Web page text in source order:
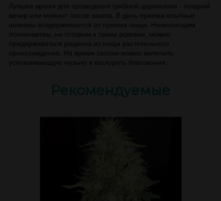
Лучшее время для проведения грибной церемонии - поздний
вечер или момент после заката. В день приема опытные
шаманы воздерживаются от приема пищи. Начинающим
психонавтам, не готовым к таким аскезам, можно
придерживаться рациона из пищи растительного
происхождения. На время сессии можно включить
успокаивающую музыку и воскурить благовония.